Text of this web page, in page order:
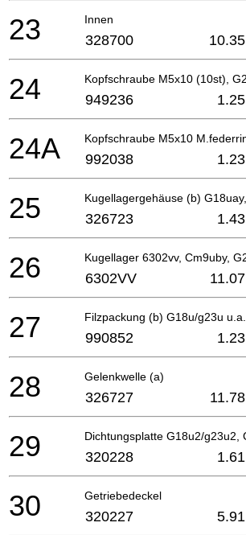
Innen
23 328700 10.35
Kopfschraube M5x10 (10st),
24 949236 1.25
Kopfschraube M5x10
24A 992038 1.23
Kugellagergehäuse (b) G18uay,
25 326723 1.43
Kugellager 6302vv, Cm9uby,
26 6302VV 11.07
Filzpackung (b) G18u/g23u
27 990852 1.23
Gelenkwelle (a)
28 326727 11.78
Dichtungsplatte G18u2/g23u2,
29 320228 1.61
Getriebedeckel
30 320227 5.91